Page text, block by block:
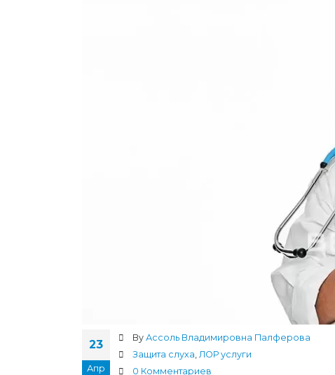
23
Апр
By Ассоль Владимировна Палферова
Защита слуха ЛОР услуги
0 Комментариев